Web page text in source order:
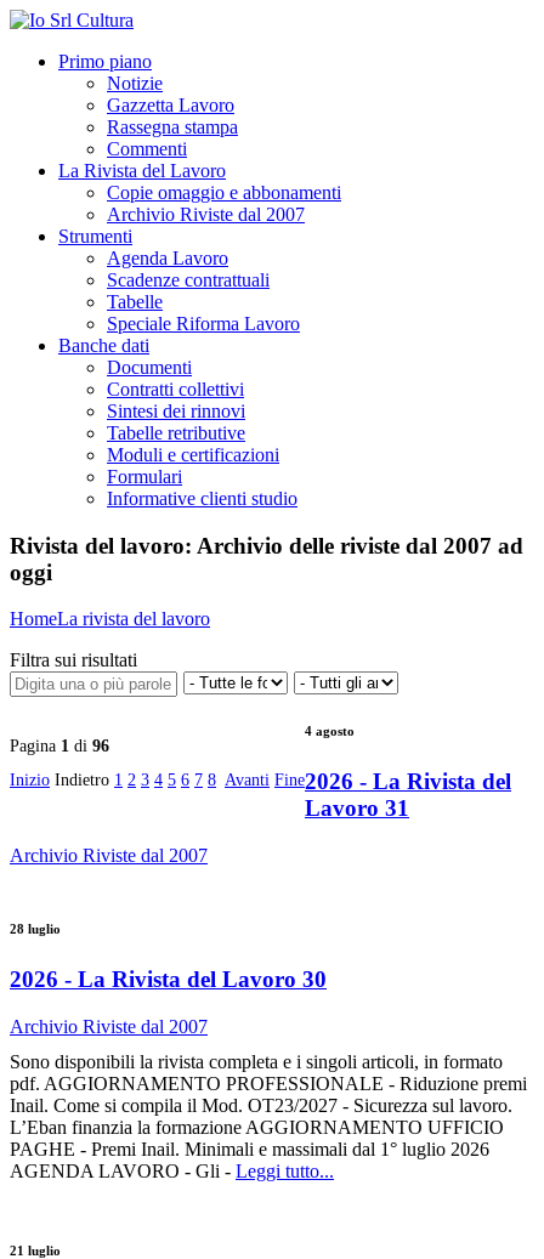
Primo piano
Notizie
Gazzetta Lavoro
Rassegna stampa
Commenti
La Rivista del Lavoro
Copie omaggio e abbonamenti
Archivio Riviste dal 2007
Strumenti
Agenda Lavoro
Scadenze contrattuali
Tabelle
Speciale Riforma Lavoro
Banche dati
Documenti
Contratti collettivi
Sintesi dei rinnovi
Tabelle retributive
Moduli e certificazioni
Formulari
Informative clienti studio
Rivista del lavoro: Archivio delle riviste dal 2007 ad
oggi
HomeLa rivista del lavoro
Filtra sui risultati
Pagina 1 di 96
Inizio Indietro 1 2 3 4 5 6 7 8 Avanti Fine
4 agosto
2026 - La Rivista del
Lavoro 31
Archivio Riviste dal 2007
28 luglio
2026 - La Rivista del Lavoro 30
Archivio Riviste dal 2007
Sono disponibili la rivista completa e i singoli articoli, in formato
pdf. AGGIORNAMENTO PROFESSIONALE - Riduzione premi
Inail. Come si compila il Mod. OT23/2027 - Sicurezza sul lavoro.
L’Eban finanzia la formazione AGGIORNAMENTO UFFICIO
PAGHE - Premi Inail. Minimali e massimali dal 1° luglio 2026
AGENDA LAVORO - Gli - Leggi tutto...
21 luglio